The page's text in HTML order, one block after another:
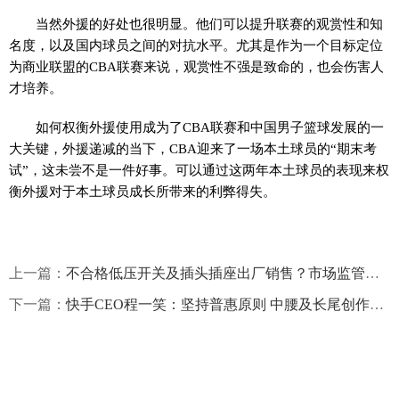
当然外援的好处也很明显。他们可以提升联赛的观赏性和知
名度，以及国内球员之间的对抗水平。尤其是作为一个目标定位
为商业联盟的CBA联赛来说，观赏性不强是致命的，也会伤害人
才培养。
如何权衡外援使用成为了CBA联赛和中国男子篮球发展的一
大关键，外援递减的当下，CBA迎来了一场本土球员的“期末考
试”，这未尝不是一件好事。可以通过这两年本土球员的表现来权
衡外援对于本土球员成长所带来的利弊得失。
上一篇： 不合格低压开关及插头插座出厂销售？市场监管总局：依法查封
下一篇：快手CEO程一笑：坚持普惠原则 中腰及长尾创作者贡献平台80%以上视频播放